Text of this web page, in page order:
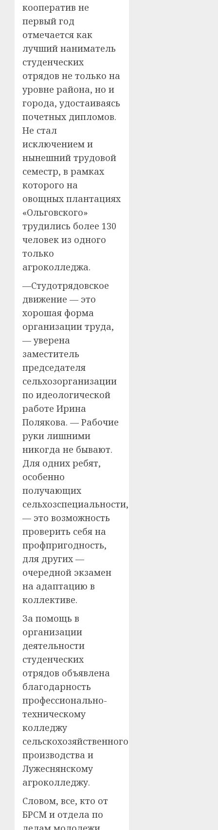
кооператив не
первый год
отмечается как
лучший наниматель
студенческих
отрядов не только на
уровне района, но и
города, удостаиваясь
почетных дипломов.
Не стал
исключением и
нынешний трудовой
семестр, в рамках
которого на
овощных плантациях
«Ольговского»
трудились более 130
человек из одного
только
агроколледжа.
—Студотрядовское
движение — это
хорошая форма
организации труда,
— уверена
заместитель
председателя
сельхозорганизации
по идеологической
работе Ирина
Полякова. — Рабочие
руки лишними
никогда не бывают.
Для одних ребят,
особенно
получающих
сельхозспециальности,
— это возможность
проверить себя на
профпригодность,
для других —
очередной экзамен
на адаптацию в
коллективе.
За помощь в
организации
деятельности
студенческих
отрядов объявлена
благодарность
профессионально-
техническому
колледжу
сельскохозяйственного
производства и
Лужеснянскому
агроколледжу.
Словом, все, кто от
БРСМ и отдела по